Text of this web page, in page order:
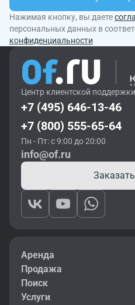
Нажимая кнопку, вы даете
персональных данных в
конфиденциальности
Центр клиентской поддержки
+7 (495) 646-13-46
+7 (800) 555-65-64
Пн - Пт: с 9:00 до 20:00
info@of.ru
Аренда
Продажа
Поиск
Услуги